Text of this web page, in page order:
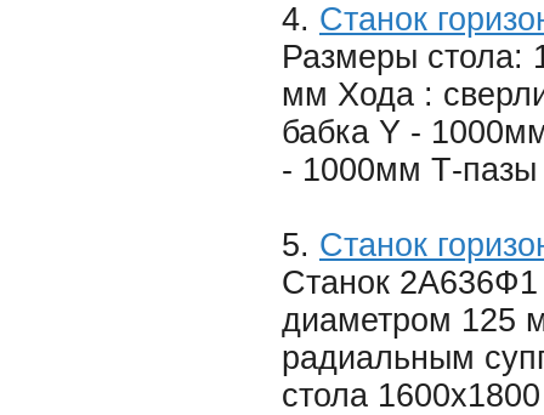
4. Станок
Размеры стола:
мм Хода :
бабка Y -
- 1000мм Т-пазы
5. Станок
Станок
диаметром 125
радиальным
стола